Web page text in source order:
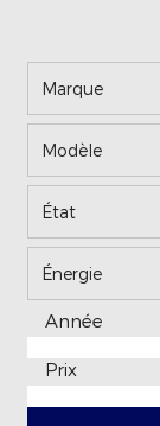
*
Année
Prix